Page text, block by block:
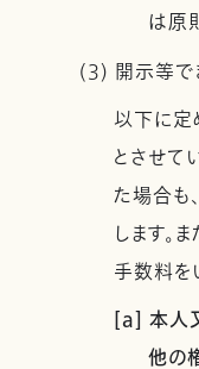
は原
(3) 開示等で
以下に定
とさせて
た場合も
します。
手数料を
[a] 本人
他の